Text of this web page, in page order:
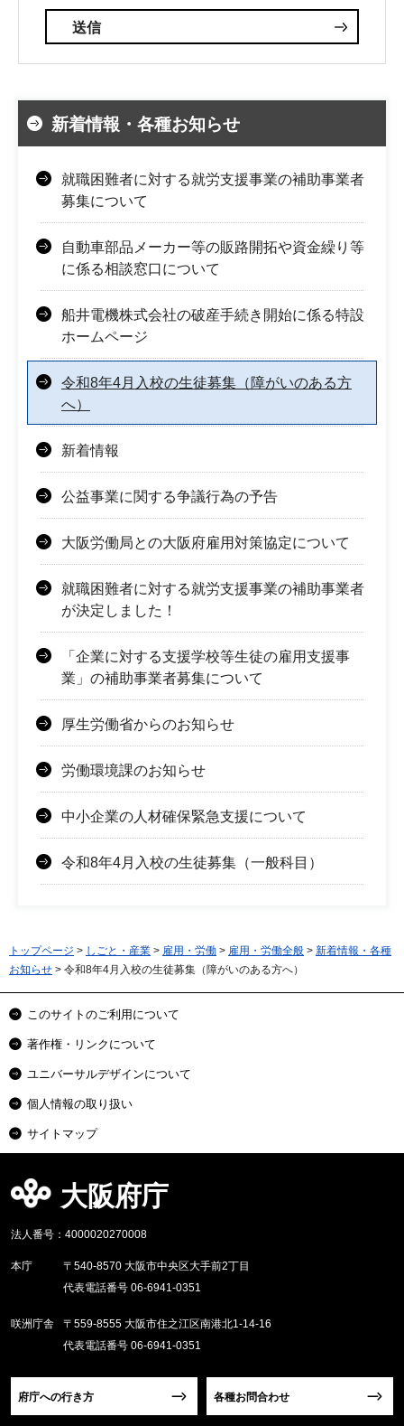
新着情報・各種お知らせ
就職困難者に対する就労支援事業の補助事業者
募集について
自動車部品メーカー等の販路開拓や資金繰り等
に係る相談窓口について
船井電機株式会社の破産手続き開始に係る特設
ホームページ
令和8年4月入校の生徒募集（障がいのある方
へ）
新着情報
公益事業に関する争議行為の予告
大阪労働局との大阪府雇用対策協定について
就職困難者に対する就労支援事業の補助事業者
が決定しました！
「企業に対する支援学校等生徒の雇用支援事
業」の補助事業者募集について
厚生労働省からのお知らせ
労働環境課のお知らせ
中小企業の人材確保緊急支援について
令和8年4月入校の生徒募集（一般科目）
トップページ > しごと・産業 > 雇用・労働 > 雇用・労働全般 > 新着情報・各種
お知らせ > 令和8年4月入校の生徒募集（障がいのある方へ）
このサイトのご利用について
著作権・リンクについて
ユニバーサルデザインについて
個人情報の取り扱い
サイトマップ
大阪府庁
法人番号：4000020270008
本庁
〒540-8570 大阪市中央区大手前2丁目
代表電話番号 06-6941-0351
咲洲庁舎
〒559-8555 大阪市住之江区南港北1-14-16
代表電話番号 06-6941-0351
府庁への行き方 各種お問合わせ